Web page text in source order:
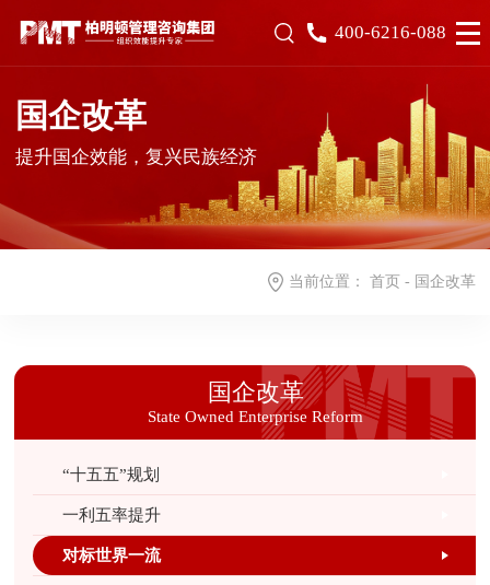
400-6216-088
国企改革
提升国企效能，复兴民族经济
当前位置： 首页- 国企改革
国企改革
State Owned Enterprise Reform
“十五五”规划
一利五率提升
对标世界一流